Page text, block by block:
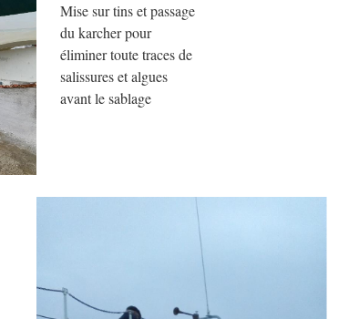
Mise sur tins et passage
du karcher pour
éliminer toute traces de
salissures et algues
avant le sablage